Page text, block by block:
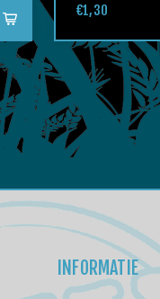
€1,30
INFORMATIE